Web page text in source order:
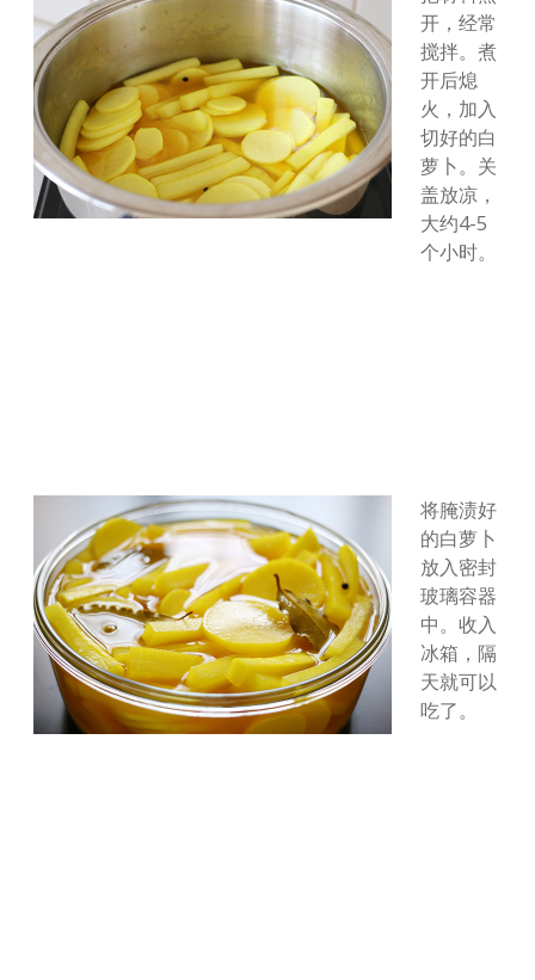
开，经常
搅拌。煮
开后熄
火，加入
切好的白
萝卜。关
盖放凉，
大约4-5
个小时。
将腌渍好
的白萝卜
放入密封
玻璃容器
中。收入
冰箱，隔
天就可以
吃了。